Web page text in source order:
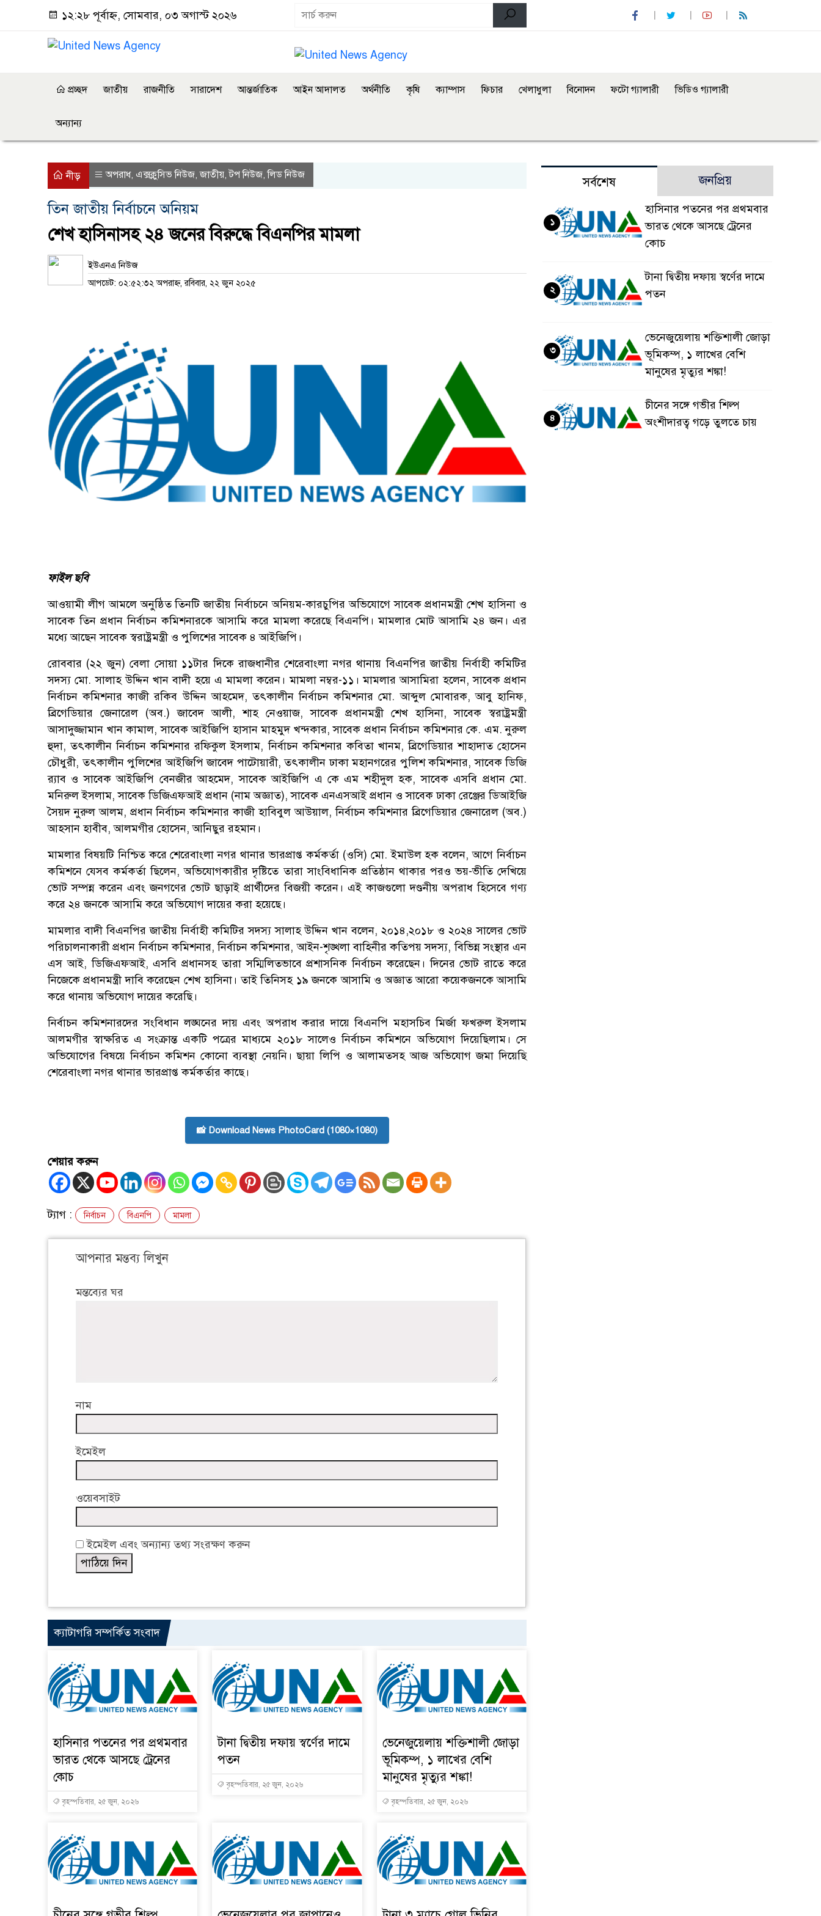
১২:২৮ পূর্বাহ্ন, সোমবার, ০৩ অগাস্ট ২০২৬
প্রচ্ছদ জাতীয় রাজনীতি সারাদেশ আন্তর্জাতিক আইন আদালত অর্থনীতি কৃষি ক্যাম্পাস ফিচার খেলাধুলা বিনোদন ফটো গ্যালারী ভিডিও গ্যালারী
অন্যান্য
নীড় অপরাধ, এক্সক্লুসিভ নিউজ,জাতীয়,টপ নিউজ,লিড নিউজ
তিন জাতীয় নির্বাচনে অনিয়ম
শেখ হাসিনাসহ ২৪ জনের বিরুদ্ধে বিএনপির মামলা
ইউএনএ নিউজ
আপডেট: ০২:৫২:৩২ অপরাহ্ন, রবিবার, ২২ জুন ২০২৫
ফাইল ছবি
আওয়ামী লীগ আমলে অনুষ্ঠিত তিনটি জাতীয় নির্বাচনে অনিয়ম-কারচুপির অভিযোগে সাবেক প্রধানমন্ত্রী শেখ হাসিনা ও
সাবেক তিন প্রধান নির্বাচন কমিশনারকে আসামি করে মামলা করেছে বিএনপি। মামলার মোট আসামি ২৪ জন। এর
মধ্যে আছেন সাবেক স্বরাষ্ট্রমন্ত্রী ও পুলিশের সাবেক ৪ আইজিপি।
রোববার (২২ জুন) বেলা সোয়া ১১টার দিকে রাজধানীর শেরেবাংলা নগর থানায় বিএনপির জাতীয় নির্বাহী কমিটির
সদস্য মো. সালাহ উদ্দিন খান বাদী হয়ে এ মামলা করেন। মামলা নম্বর-১১। মামলার আসামিরা হলেন, সাবেক প্রধান
নির্বাচন কমিশনার কাজী রকিব উদ্দিন আহমেদ, তৎকালীন নির্বাচন কমিশনার মো. আব্দুল মোবারক, আবু হানিফ,
ব্রিগেডিয়ার জেনারেল (অব.) জাবেদ আলী, শাহ নেওয়াজ, সাবেক প্রধানমন্ত্রী শেখ হাসিনা, সাবেক স্বরাষ্ট্রমন্ত্রী
আসাদুজ্জামান খান কামাল, সাবেক আইজিপি হাসান মাহমুদ খন্দকার, সাবেক প্রধান নির্বাচন কমিশনার কে. এম. নুরুল
হুদা, তৎকালীন নির্বাচন কমিশনার রফিকুল ইসলাম, নির্বাচন কমিশনার কবিতা খানম, ব্রিগেডিয়ার শাহাদাত হোসেন
চৌধুরী, তৎকালীন পুলিশের আইজিপি জাবেদ পাটোয়ারী, তৎকালীন ঢাকা মহানগরের পুলিশ কমিশনার, সাবেক ডিজি
র‍্যাব ও সাবেক আইজিপি বেনজীর আহমেদ, সাবেক আইজিপি এ কে এম শহীদুল হক, সাবেক এসবি প্রধান মো.
মনিরুল ইসলাম, সাবেক ডিজিএফআই প্রধান (নাম অজ্ঞাত), সাবেক এনএসআই প্রধান ও সাবেক ঢাকা রেঞ্জের ডিআইজি
সৈয়দ নুরুল আলম, প্রধান নির্বাচন কমিশনার কাজী হাবিবুল আউয়াল, নির্বাচন কমিশনার ব্রিগেডিয়ার জেনারেল (অব.)
আহসান হাবীব, আলমগীর হোসেন, আনিছুর রহমান।
মামলার বিষয়টি নিশ্চিত করে শেরেবাংলা নগর থানার ভারপ্রাপ্ত কর্মকর্তা (ওসি) মো. ইমাউল হক বলেন, আগে নির্বাচন
কমিশনে যেসব কর্মকর্তা ছিলেন, অভিযোগকারীর দৃষ্টিতে তারা সাংবিধানিক প্রতিষ্ঠান থাকার পরও ভয়-ভীতি দেখিয়ে
ভোট সম্পন্ন করেন এবং জনগণের ভোট ছাড়াই প্রার্থীদের বিজয়ী করেন। এই কাজগুলো দণ্ডনীয় অপরাধ হিসেবে গণ্য
করে ২৪ জনকে আসামি করে অভিযোগ দায়ের করা হয়েছে।
মামলার বাদী বিএনপির জাতীয় নির্বাহী কমিটির সদস্য সালাহ উদ্দিন খান বলেন, ২০১৪,২০১৮ ও ২০২৪ সালের ভোট
পরিচালনাকারী প্রধান নির্বাচন কমিশনার, নির্বাচন কমিশনার, আইন-শৃঙ্খলা বাহিনীর কতিপয় সদস্য, বিভিন্ন সংস্থার এন
এস আই, ডিজিএফআই, এসবি প্রধানসহ তারা সম্মিলিতভাবে প্রশাসনিক নির্বাচন করেছেন। দিনের ভোট রাতে করে
নিজেকে প্রধানমন্ত্রী দাবি করেছেন শেখ হাসিনা। তাই তিনিসহ ১৯ জনকে আসামি ও অজ্ঞাত আরো কয়েকজনকে আসামি
করে থানায় অভিযোগ দায়ের করেছি।
নির্বাচন কমিশনারদের সংবিধান লঙ্ঘনের দায় এবং অপরাধ করার দায়ে বিএনপি মহাসচিব মির্জা ফখরুল ইসলাম
আলমগীর স্বাক্ষরিত এ সংক্রান্ত একটি পত্রের মাধ্যমে ২০১৮ সালেও নির্বাচন কমিশনে অভিযোগ দিয়েছিলাম। সে
অভিযোগের বিষয়ে নির্বাচন কমিশন কোনো ব্যবস্থা নেয়নি। ছায়া লিপি ও আলামতসহ আজ অভিযোগ জমা দিয়েছি
শেরেবাংলা নগর থানার ভারপ্রাপ্ত কর্মকর্তার কাছে।
📸 Download News PhotoCard (1080×1080)
শেয়ার করুন
ট্যাগ : নির্বাচন বিএনপি মামলা
আপনার মন্তব্য লিখুন
মন্তব্যের ঘর
নাম
ইমেইল
ওয়েবসাইট
ইমেইল এবং অন্যান্য তথ্য সংরক্ষণ করুন
ক্যাটাগরি সম্পর্কিত সংবাদ
হাসিনার পতনের পর প্রথমবার
ভারত থেকে আসছে ট্রেনের
কোচ
বৃহস্পতিবার, ২৫ জুন, ২০২৬
টানা দ্বিতীয় দফায় স্বর্ণের দামে
পতন
বৃহস্পতিবার, ২৫ জুন, ২০২৬
ভেনেজুয়েলায় শক্তিশালী জোড়া
ভূমিকম্প, ১ লাখের বেশি
মানুষের মৃত্যুর শঙ্কা!
বৃহস্পতিবার, ২৫ জুন, ২০২৬
সর্বশেষ জনপ্রিয়
হাসিনার পতনের পর প্রথমবার
ভারত থেকে আসছে ট্রেনের
কোচ
১
টানা দ্বিতীয় দফায় স্বর্ণের দামে
পতন
২
ভেনেজুয়েলায় শক্তিশালী জোড়া
ভূমিকম্প, ১ লাখের বেশি
মানুষের মৃত্যুর শঙ্কা!
৩
চীনের সঙ্গে গভীর শিল্প
অংশীদারত্ব গড়ে তুলতে চায়
৪